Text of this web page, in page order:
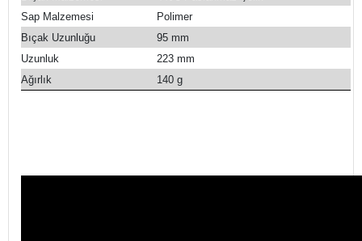
Sap Malzemesi
Polimer
Bıçak Uzunluğu
95 mm
Uzunluk
223 mm
Ağırlık
140 g